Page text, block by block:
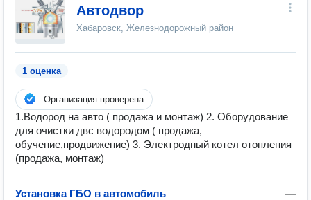
Автодвор
Хабаровск, Железнодорожный район
1 оценка
Организация проверена
1.Водород на авто ( продажа и монтаж) 2. Оборудование
для очистки двс водородом ( продажа,
обучение,продвижение) 3. Электродный котел отопления
(продажа, монтаж)
Установка ГБО в автомобиль —